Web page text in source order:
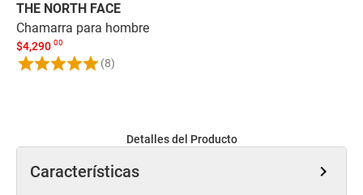
THE NORTH FACE
Chamarra para hombre
$4,290 00
(8)
Detalles del Producto
Características chevron_right